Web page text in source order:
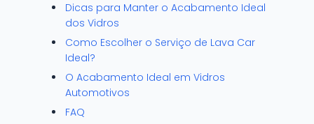
Dicas para Manter o Acabamento Ideal
dos Vidros
Como Escolher o Serviço de Lava Car
Ideal?
O Acabamento Ideal em Vidros
Automotivos
FAQ